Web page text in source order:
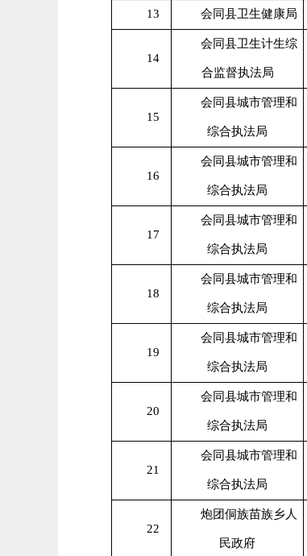
13 会同县卫生健康局
14
会同县卫生计生综
合监督执法局
15
会同县城市管理和
综合执法局
16
会同县城市管理和
综合执法局
17
会同县城市管理和
综合执法局
18
会同县城市管理和
综合执法局
19
会同县城市管理和
综合执法局
20
会同县城市管理和
综合执法局
21
会同县城市管理和
综合执法局
22
炮团侗族苗族乡人
民政府